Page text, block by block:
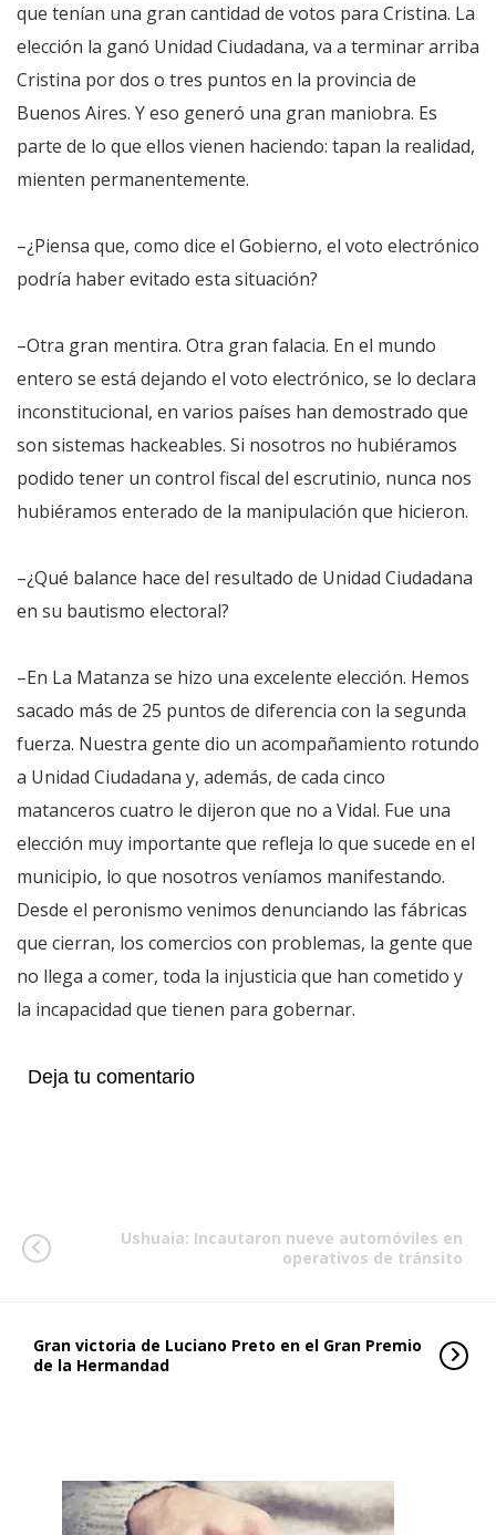
que tenían una gran cantidad de votos para Cristina. La
elección la ganó Unidad Ciudadana, va a terminar arriba
Cristina por dos o tres puntos en la provincia de
Buenos Aires. Y eso generó una gran maniobra. Es
parte de lo que ellos vienen haciendo: tapan la realidad,
mienten permanentemente.
–¿Piensa que, como dice el Gobierno, el voto electrónico
podría haber evitado esta situación?
–Otra gran mentira. Otra gran falacia. En el mundo
entero se está dejando el voto electrónico, se lo declara
inconstitucional, en varios países han demostrado que
son sistemas hackeables. Si nosotros no hubiéramos
podido tener un control fiscal del escrutinio, nunca nos
hubiéramos enterado de la manipulación que hicieron.
–¿Qué balance hace del resultado de Unidad Ciudadana
en su bautismo electoral?
–En La Matanza se hizo una excelente elección. Hemos
sacado más de 25 puntos de diferencia con la segunda
fuerza. Nuestra gente dio un acompañamiento rotundo
a Unidad Ciudadana y, además, de cada cinco
matanceros cuatro le dijeron que no a Vidal. Fue una
elección muy importante que refleja lo que sucede en el
municipio, lo que nosotros veníamos manifestando.
Desde el peronismo venimos denunciando las fábricas
que cierran, los comercios con problemas, la gente que
no llega a comer, toda la injusticia que han cometido y
la incapacidad que tienen para gobernar.
Deja tu comentario
Ushuaia: Incautaron nueve automóviles en
operativos de tránsito
Gran victoria de Luciano Preto en el Gran Premio
de la Hermandad